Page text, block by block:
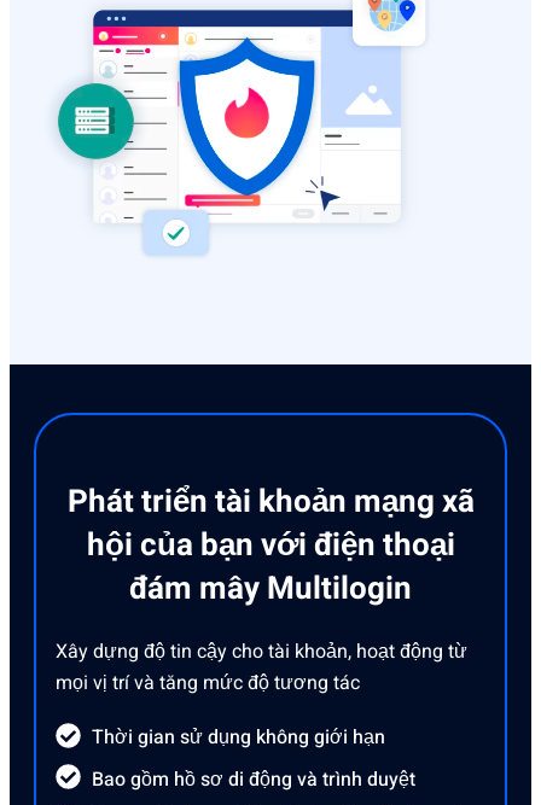
Phát triển tài khoản mạng xã
hội của bạn với điện thoại
đám mây Multilogin
Xây dựng độ tin cậy cho tài khoản, hoạt động từ
mọi vị trí và tăng mức độ tương tác
Thời gian sử dụng không giới hạn
Bao gồm hồ sơ di động và trình duyệt